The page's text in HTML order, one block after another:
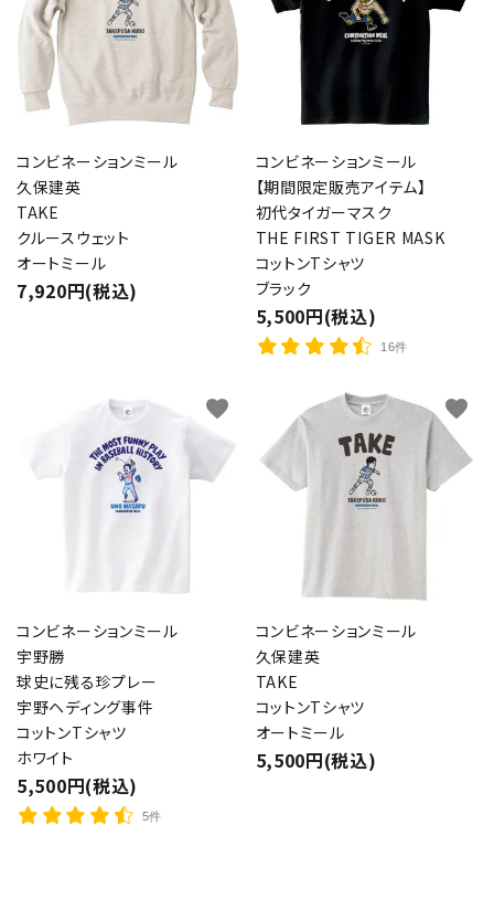
コンビネーションミール
久保建英
TAKE
クルースウェット
オートミール
7,920円(税込)
コンビネーションミール
【期間限定販売アイテム】
初代タイガーマスク
THE FIRST TIGER MASK
コットンTシャツ
ブラック
5,500円(税込)
16件
コンビネーションミール
宇野勝
球史に残る珍プレー
宇野ヘディング事件
コットンTシャツ
ホワイト
5,500円(税込)
5件
favorite
コンビネーションミール
久保建英
TAKE
コットンTシャツ
オートミール
5,500円(税込)
favorite